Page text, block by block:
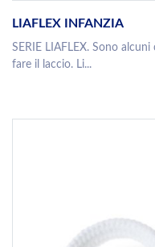
LIAFLEX INFANZIA
SERIE LIAFLEX. Sono
fare il laccio. Li...